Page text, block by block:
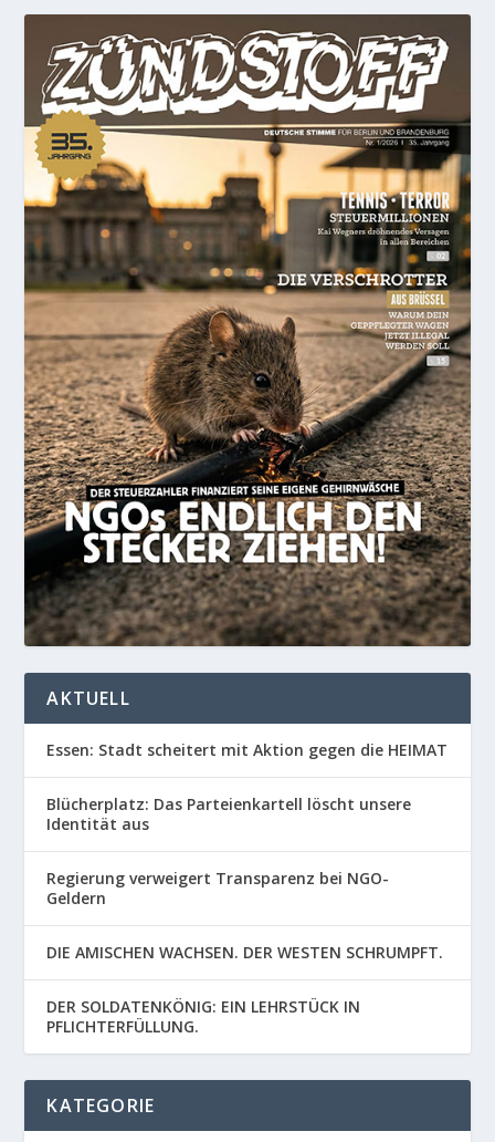
AKTUELL
Essen: Stadt scheitert mit Aktion gegen die HEIMAT
Blücherplatz: Das Parteienkartell löscht unsere
Identität aus
Regierung verweigert Transparenz bei NGO-
Geldern
DIE AMISCHEN WACHSEN. DER WESTEN SCHRUMPFT.
DER SOLDATENKÖNIG: EIN LEHRSTÜCK IN
PFLICHTERFÜLLUNG.
KATEGORIE